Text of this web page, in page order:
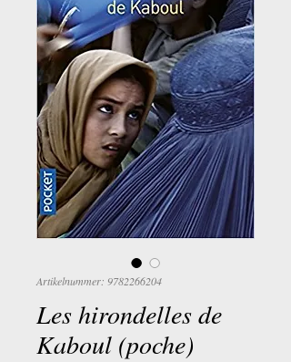
Artikelnummer: 9782266204
Les hirondelles de
Kaboul (poche)